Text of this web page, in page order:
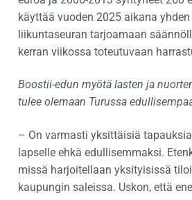
käyttää vuoden 2025 aikana
liikuntaseuran tarjoamaan
kerran viikossa toteutuvaan
Boostii-edun myötä lasten ja
tulee olemaan Turussa
– On varmasti yksittäisiä
lapselle ehkä edullisemmaksi.
missä harjoitellaan yksityisissä
kaupungin saleissa. Uskon, että